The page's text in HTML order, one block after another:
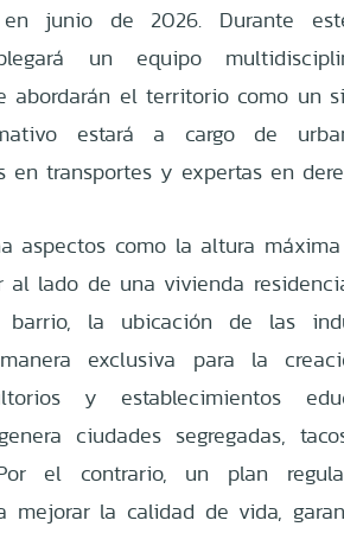
junio de 2026. Durante
un equipo
abordarán el territorio como un
estará a cargo de
en transportes y expertas en
aspectos como la altura
al lado de una vivienda
la ubicación de las
exclusiva para la
y establecimientos
ciudades segregadas,
el contrario, un plan
mejorar la calidad de vida,